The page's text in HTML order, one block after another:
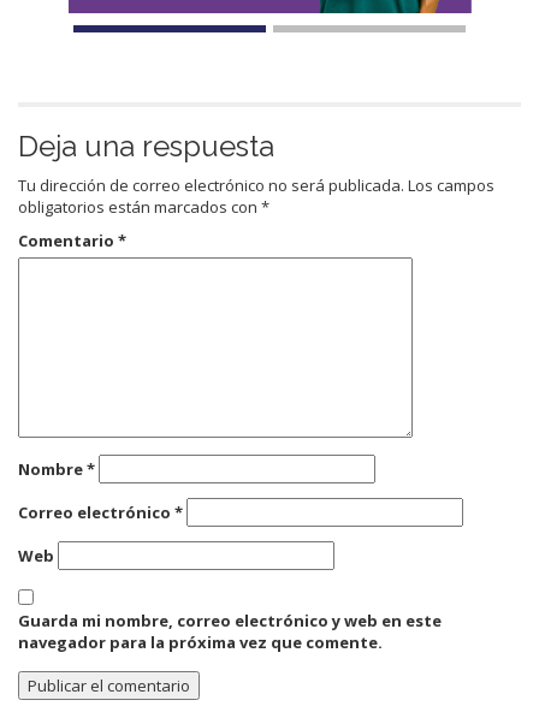
Deja una respuesta
Tu dirección de correo electrónico no será publicada. Los campos
obligatorios están marcados con *
Comentario *
Nombre*
Correo electrónico *
Web
Guarda mi nombre, correo electrónico y web en este
navegador para la próxima vez que comente.